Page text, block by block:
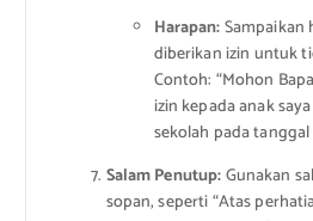
Harapan:Sampaikan
diberikan izin untuk
Contoh: “Mohon
izin kepada anak
sekolah pada
Salam Penutup:Gunakan
sopan, seperti “Atas